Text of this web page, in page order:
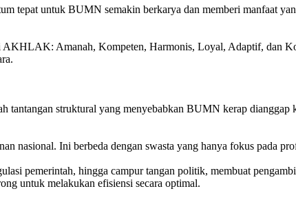
tepat untuk BUMN semakin berkarya dan memberi manfaat
Amanah, Kompeten, Harmonis, Loyal, Adaptif, dan
struktural yang menyebabkan BUMN kerap dianggap
nasional. Ini berbeda dengan swasta yang hanya fokus pada
pemerintah, hingga campur tangan politik, membuat
untuk melakukan efisiensi secara optimal.